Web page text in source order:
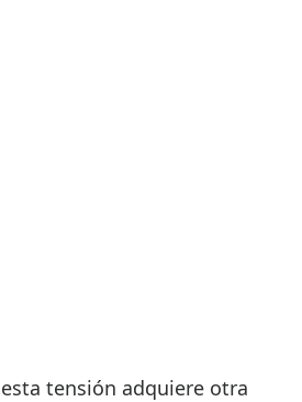
tensión adquiere otra